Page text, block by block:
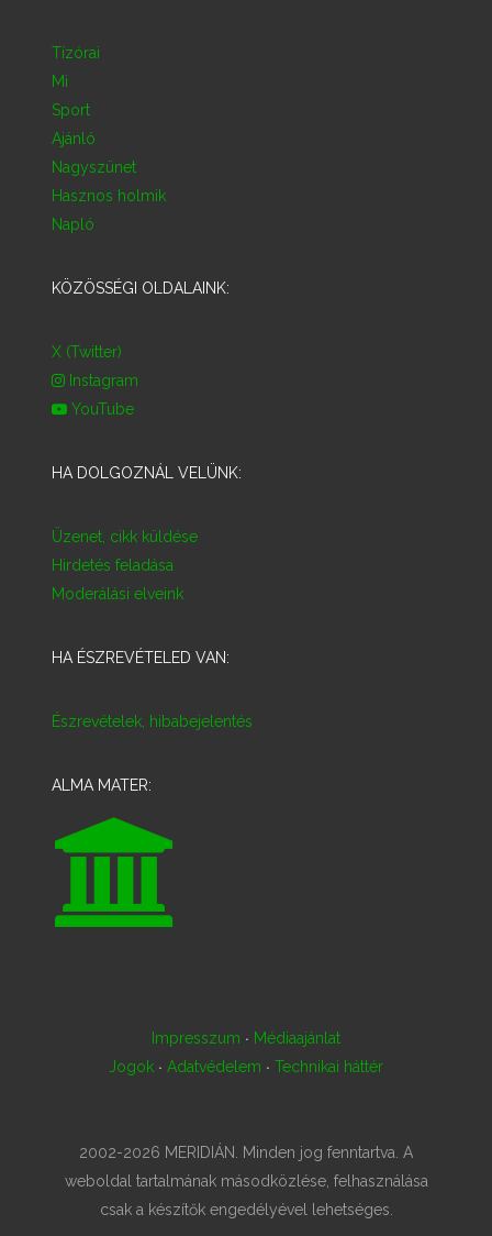
Tízórai
Mi
Sport
Ajánló
Nagyszünet
Hasznos holmik
Napló
KÖZÖSSÉGI OLDALAINK:
X (Twitter)
Instagram
YouTube
HA DOLGOZNÁL VELÜNK:
Üzenet, cikk küldése
Hirdetés feladása
Moderálási elveink
HA ÉSZREVÉTELED VAN:
Észrevételek, hibabejelentés
ALMA MATER:
Impresszum · Médiaajánlat
Jogok · Adatvédelem · Technikai háttér
2002-2026 MERIDIÁN. Minden jog fenntartva. A
weboldal tartalmának másodközlése, felhasználása
csak a készítők engedélyével lehetséges.